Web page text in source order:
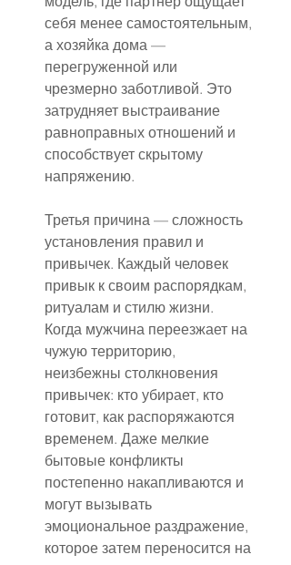
себя менее самостоятельным,
а хозяйка дома —
перегруженной или
чрезмерно заботливой. Это
затрудняет выстраивание
равноправных отношений и
способствует скрытому
напряжению.
Третья причина — сложность
установления правил и
привычек. Каждый человек
привык к своим распорядкам,
ритуалам и стилю жизни.
Когда мужчина переезжает на
чужую территорию,
неизбежны столкновения
привычек: кто убирает, кто
готовит, как распоряжаются
временем. Даже мелкие
бытовые конфликты
постепенно накапливаются и
могут вызывать
эмоциональное раздражение,
которое затем переносится на